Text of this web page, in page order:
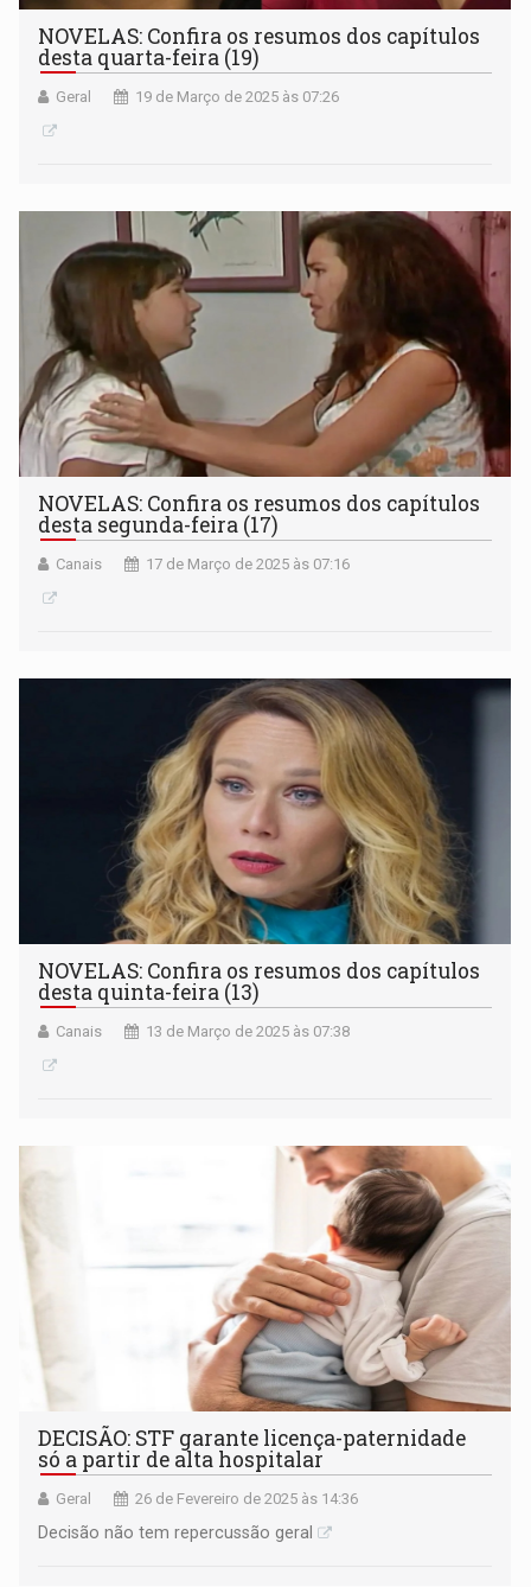
NOVELAS: Confira os resumos dos capítulos
desta quarta-feira (19)
Geral 19 de Março de 2025 às 07:26
NOVELAS: Confira os resumos dos capítulos
desta segunda-feira (17)
Canais 17 de Março de 2025 às 07:16
NOVELAS: Confira os resumos dos capítulos
desta quinta-feira (13)
Canais 13 de Março de 2025 às 07:38
DECISÃO: STF garante licença-paternidade
só a partir de alta hospitalar
Geral 26 de Fevereiro de 2025 às 14:36
Decisão não tem repercussão geral